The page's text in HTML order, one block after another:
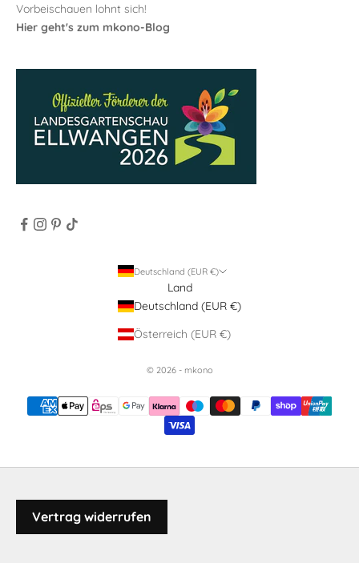
Vorbeischauen lohnt sich!
Hier geht's zum mkono-Blog
Deutschland (EUR €)
Land
Deutschland (EUR €)
Österreich (EUR €)
© 2026 - mkono
Vertrag widerrufen